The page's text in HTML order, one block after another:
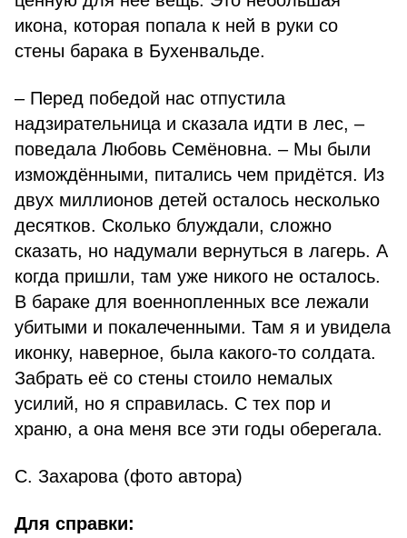
икона, которая попала к ней в руки со
стены барака в Бухенвальде.
– Перед победой нас отпустила
надзирательница и сказала идти в лес, –
поведала Любовь Семёновна. – Мы были
измождёнными, питались чем придётся. Из
двух миллионов детей осталось несколько
десятков. Сколько блуждали, сложно
сказать, но надумали вернуться в лагерь. А
когда пришли, там уже никого не осталось.
В бараке для военнопленных все лежали
убитыми и покалеченными. Там я и увидела
иконку, наверное, была какого-то солдата.
Забрать её со стены стоило немалых
усилий, но я справилась. С тех пор и
храню, а она меня все эти годы оберегала.
С. Захарова (фото автора)
Для справки: